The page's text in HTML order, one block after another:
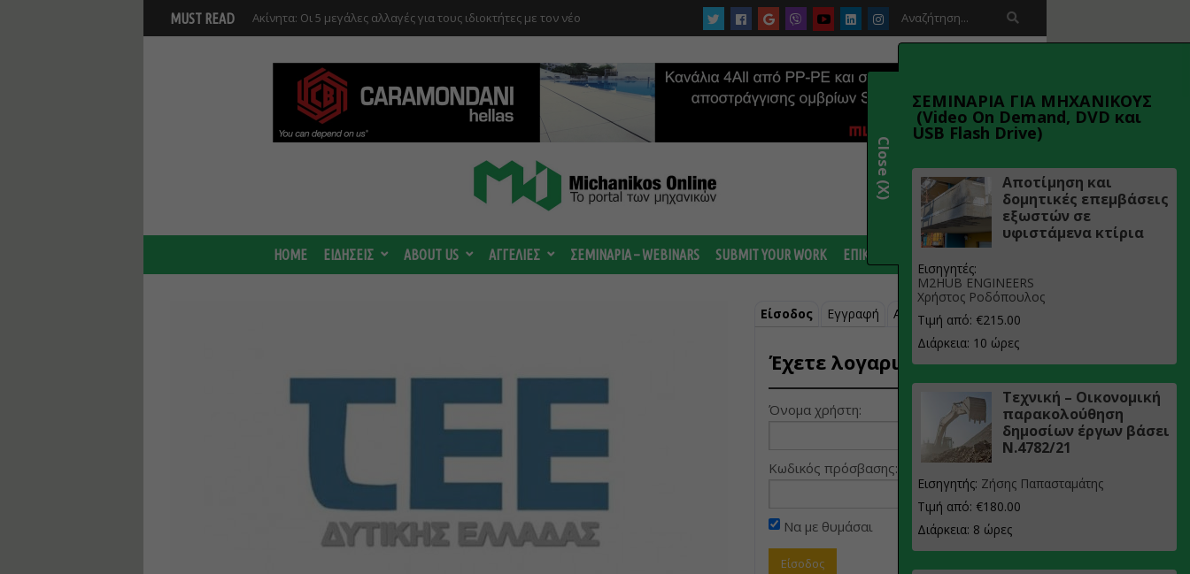
MUST READ Ακίνητα: Οι 5 μεγάλες αλλαγές για τους ιδιοκτήτες με τον νέο
Νέο masterplan για 5.000 στρέμματα στον Ελαιώνα “στα σκαριά” – Τι
θα αλλάξει γύρω από τον Βοτανικό και τι προβλέπεται για οικιστικές

HOME ΕΙΔΗΣΕΙΣ ABOUT US ΑΓΓΕΛΙΕΣ ΣΕΜΙΝΑΡΙΑ – WEBINARS SUBMIT YOUR WORK ΕΠΙΚΟΙΝΩΝΙΑ
Είσοδος Εγγραφή Ανάκτηση κωδικού
Έχετε λογαριασμό;
Όνομα χρήστη:
Κωδικός πρόσβασης:
Να με θυμάσαι
ΣΕΜΙΝΑΡΙΑ ΓΙΑ ΜΗΧΑΝΙΚΟΥΣ
(Video On Demand, DVD και
USB Flash Drive)
Αποτίμηση και
δομητικές επεμβάσεις
εξωστών σε
υφιστάμενα κτίρια
Εισηγητές:
M2HUB ENGINEERS
Χρήστος Ροδόπουλος
Τιμή από: €215.00
Διάρκεια: 10 ώρες
Τεχνική – Οικονομική
παρακολούθηση
δημοσίων έργων βάσει
Ν.4782/21
Εισηγητής: Ζήσης Παπασταμάτης
Τιμή από: €180.00
Διάρκεια: 8 ώρες
Close (X)